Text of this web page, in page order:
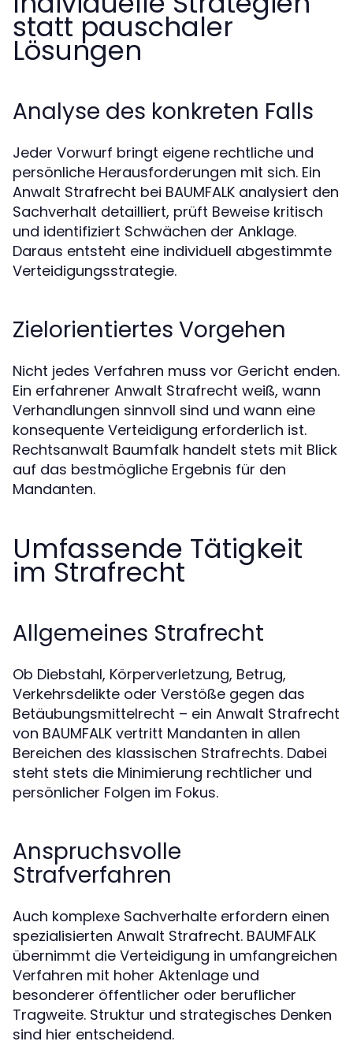
statt pauschaler
Lösungen
Analyse des konkreten Falls
Jeder Vorwurf bringt eigene rechtliche und
persönliche Herausforderungen mit sich. Ein
Anwalt Strafrecht bei BAUMFALK analysiert den
Sachverhalt detailliert, prüft Beweise kritisch
und identifiziert Schwächen der Anklage.
Daraus entsteht eine individuell abgestimmte
Verteidigungsstrategie.
Zielorientiertes Vorgehen
Nicht jedes Verfahren muss vor Gericht enden.
Ein erfahrener Anwalt Strafrecht weiß, wann
Verhandlungen sinnvoll sind und wann eine
konsequente Verteidigung erforderlich ist.
Rechtsanwalt Baumfalk handelt stets mit Blick
auf das bestmögliche Ergebnis für den
Mandanten.
Umfassende Tätigkeit
im Strafrecht
Allgemeines Strafrecht
Ob Diebstahl, Körperverletzung, Betrug,
Verkehrsdelikte oder Verstöße gegen das
Betäubungsmittelrecht – ein Anwalt Strafrecht
von BAUMFALK vertritt Mandanten in allen
Bereichen des klassischen Strafrechts. Dabei
steht stets die Minimierung rechtlicher und
persönlicher Folgen im Fokus.
Anspruchsvolle
Strafverfahren
Auch komplexe Sachverhalte erfordern einen
spezialisierten Anwalt Strafrecht. BAUMFALK
übernimmt die Verteidigung in umfangreichen
Verfahren mit hoher Aktenlage und
besonderer öffentlicher oder beruflicher
Tragweite. Struktur und strategisches Denken
sind hier entscheidend.